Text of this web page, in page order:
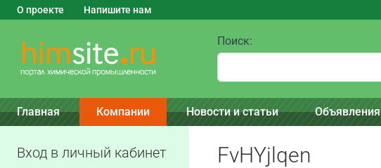
О проекте Напишите нам
Поиск:
Главная Компании Новости и статьи Объявления
Вход в личный кабинет FvHYjlqen